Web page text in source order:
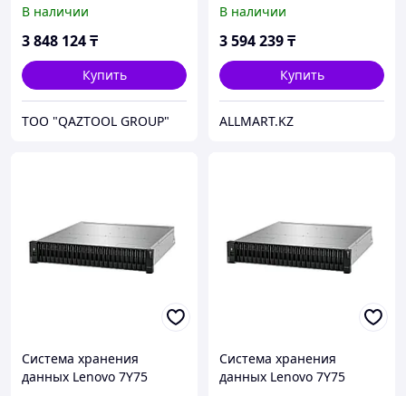
(64GB Cache) 2U24 SFF V2
7Y75
В наличии
3 848 124₸
Купить
TOO "QAZTOOL GROUP"
(64GB Cache) 2U24 SFF V2
7Y75
В наличии
3 594 239₸
Купить
ALLMART.KZ
Система хранения
данных Lenovo 7Y75
Система хранения
данных Lenovo 7Y75